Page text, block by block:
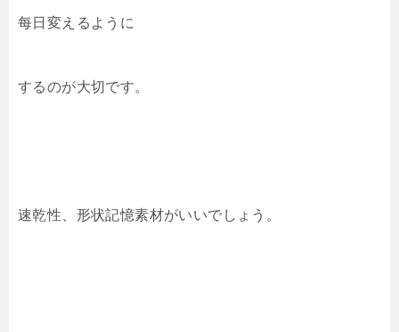
每日変えるように
するのが大切です。
速乾性、形状記憶素材がいいでしょう。